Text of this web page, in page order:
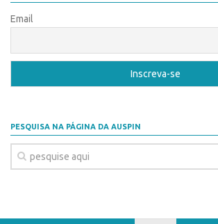
Chamamento
SPRINT
Exceções
Programas
Email
PESQUISA NA PÁGINA DA AUSPIN